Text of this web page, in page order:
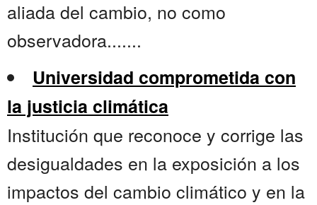
aliada del cambio, no como
observadora.......
Universidad comprometida con
la justicia climática
Institución que reconoce y corrige las
desigualdades en la exposición a los
impactos del cambio climático y en la